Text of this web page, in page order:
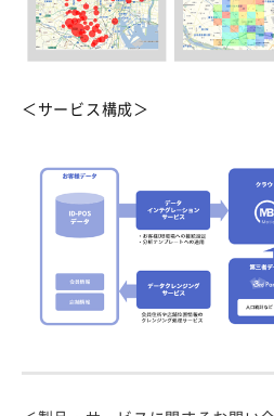
＜サービス構成＞